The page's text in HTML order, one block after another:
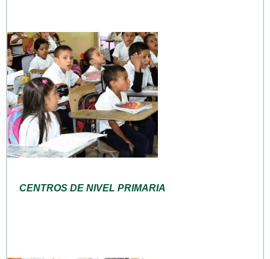
CENTROS DE NIVEL PRIMARIA